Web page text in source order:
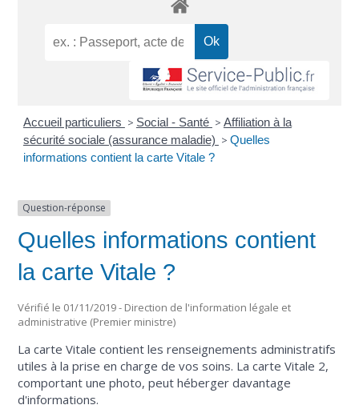
Accueil particuliers > Social - Santé > Affiliation à la
sécurité sociale (assurance maladie) > Quelles
informations contient la carte Vitale ?
Question-réponse
Quelles informations contient
la carte Vitale ?
Vérifié le 01/11/2019 - Direction de l'information légale et
administrative (Premier ministre)
La carte Vitale contient les renseignements administratifs
utiles à la prise en charge de vos soins. La carte Vitale 2,
comportant une photo, peut héberger davantage
d'informations.